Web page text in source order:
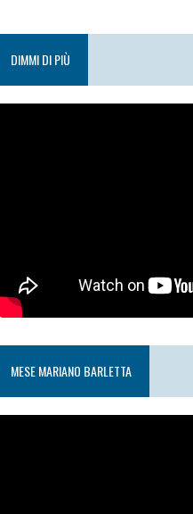
DIMMI DI PIÙ
MESE MARIANO BARLETTA